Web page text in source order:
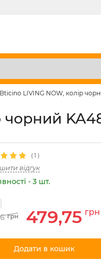
LIVING NOW, колір
чорний
( 1 )
відгук
- 3 шт.
грн 479,75 грн
Додати в кошик